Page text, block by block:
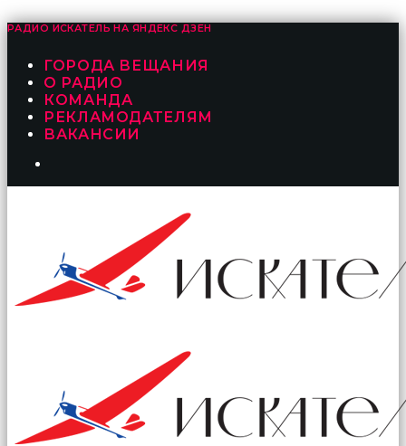
РАДИО ИСКАТЕЛЬ НА ЯНДЕКС ДЗЕН
ГОРОДА ВЕЩАНИЯ
О РАДИО
КОМАНДА
РЕКЛАМОДАТЕЛЯМ
ВАКАНСИИ